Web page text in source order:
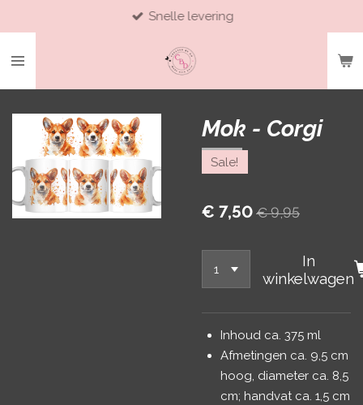
naar
Snelle levering
Mok - Corgi
Sale!
€ 7,50 € 9,95
In
winkelwagen
Inhoud ca. 375 ml
Afmetingen ca. 9,5 cm
hoog, diameter ca. 8,5
cm; handvat ca. 1,5 cm